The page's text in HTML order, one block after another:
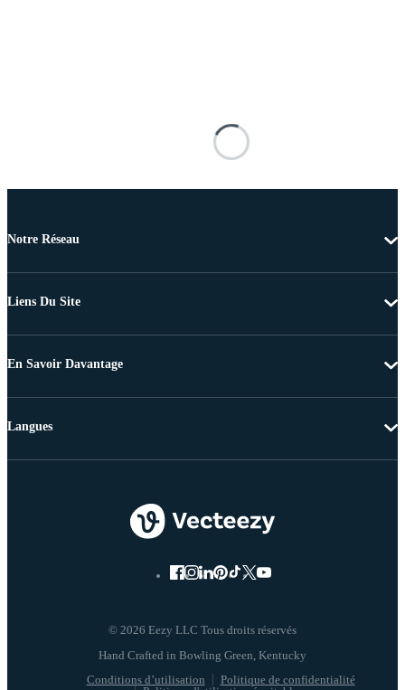
Notre Réseau
Liens Du Site
En Savoir Davantage
© 2026 Eezy LLC Tous droits réservés
Conditions d’utilisation
Politique de confidentialité
Langues